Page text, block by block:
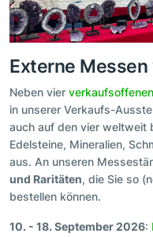
Externe
Neben vier
in unserer Verkaufs-
auch auf den vier weltweit
Edelsteine, Mineralien,
aus. An unseren
und Raritäten, die Sie so
bestellen können.
10. - 18. September 2026: